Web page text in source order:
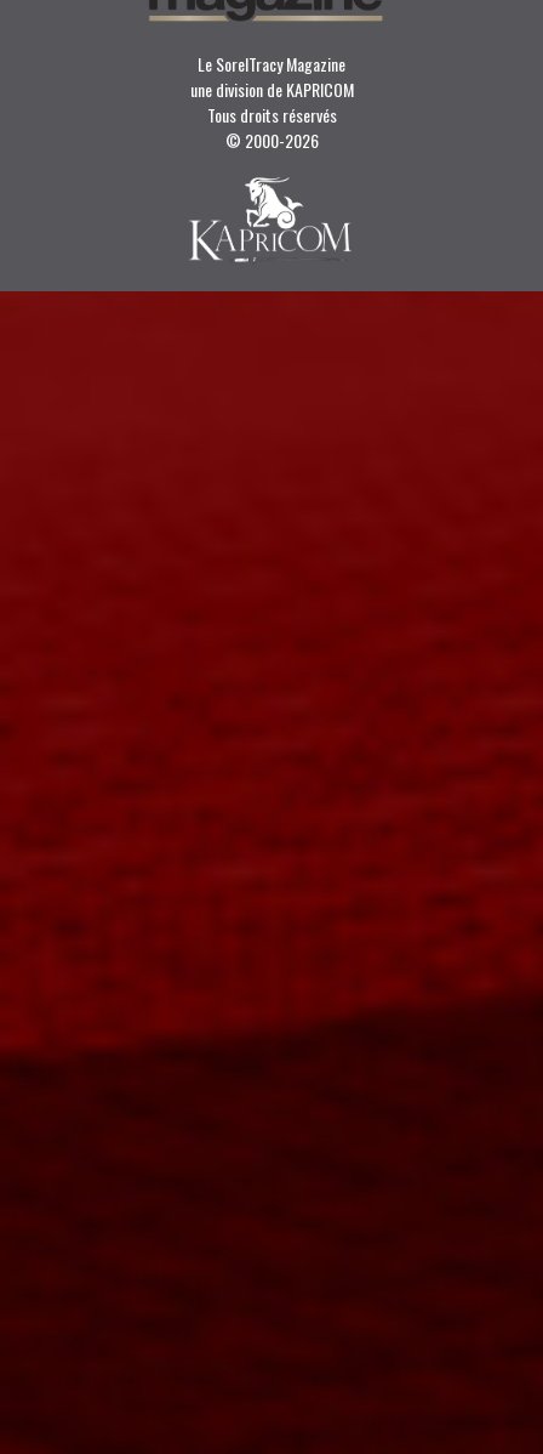
Le SorelTracy Magazine
une division de KAPRICOM
Tous droits réservés
© 2000-2026